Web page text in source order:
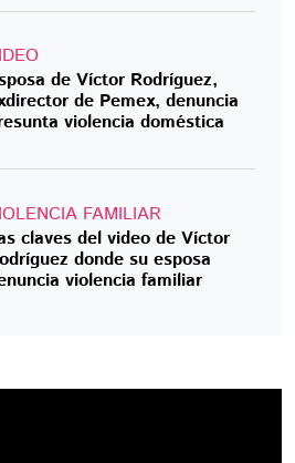
de Víctor Rodríguez,
de Pemex, denuncia
violencia doméstica
FAMILIAR
claves del video de Víctor
donde su esposa
violencia familiar